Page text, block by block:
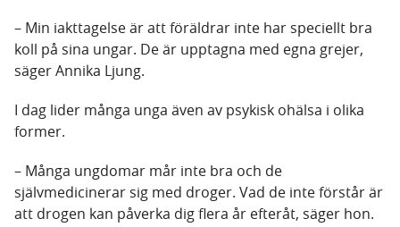
– Min iakttagelse är att föräldrar inte har speciellt bra
koll på sina ungar. De är upptagna med egna grejer,
säger Annika Ljung.
I dag lider många unga även av psykisk ohälsa i olika
former.
– Många ungdomar mår inte bra och de
självmedicinerar sig med droger. Vad de inte förstår är
att drogen kan påverka dig flera år efteråt, säger hon.